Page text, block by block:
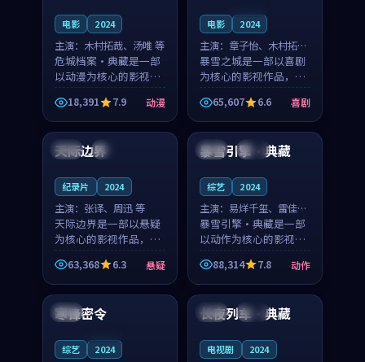
电影 2024
主演： 木村拓哉、汤唯 等
危城档案·典藏是一部
以动漫为核心的影视作
品，围绕危机、反转与
人物成长展开，整体节
奏紧凑，值得推荐观
看。
18,391 7.9 动漫
电影 2024
主演： 章子怡、木村拓哉
等
暴雪之城是一部以喜剧
为核心的影视作品，围
绕危机、反转与人物成
长展开，整体节奏紧
凑，值得推荐观看。
65,607 6.6 喜剧
中国 独播
天际边界
纪录片 2024
主演： 张译、周迅 等
天际边界是一部以悬疑
为核心的影视作品，围
绕危机、反转与人物成
长展开，整体节奏紧
凑，值得推荐观看。
63,368 6.3 悬疑
日本 热播
暴雪引擎·典藏
综艺 2024
主演： 易烊千玺、雷佳音
等
暴雪引擎·典藏是一部
以动作为核心的影视作
品，围绕危机、反转与
人物成长展开，整体节
奏紧凑，值得推荐观
看。
88,314 7.8 动作
中国
寒锋密令
综艺 2024
中国 热播
长夜列车·典藏
电视剧 2024